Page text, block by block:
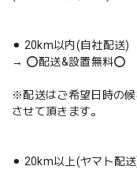
⚫︎ 20km以内(自社配送)
→ ⭕️配送&設置無料⭕️
※配送はご希望日時の
させて頂きます。
⚫︎ 20km以上(ヤマト配